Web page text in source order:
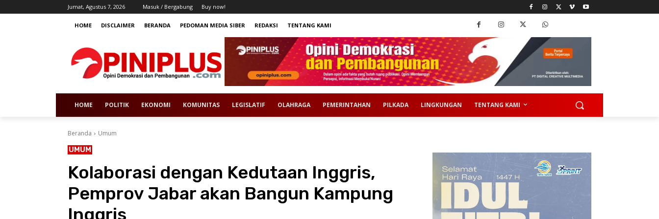
Jumat, Agustus 7, 2026 Masuk / Bergabung Buy now!
HOME DISCLAIMER BERANDA PEDOMAN MEDIA SIBER REDAKSI TENTANG KAMI
HOME POLITIK EKONOMI KOMUNITAS LEGISLATIF OLAHRAGA PEMERINTAHAN PILKADA LINGKUNGAN TENTANG KAMI
Beranda Umum
UMUM
Kolaborasi dengan Kedutaan Inggris,
Pemprov Jabar akan Bangun Kampung
Inggris